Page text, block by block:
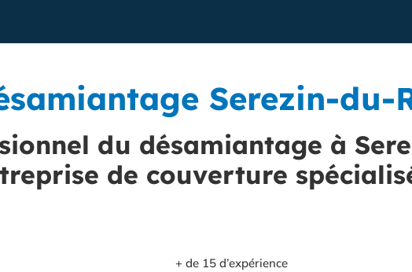
Serezin-du-
du désamiantage à
de couverture
+ de 15 d’expérience